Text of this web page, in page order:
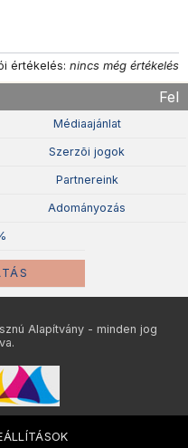
értékelés: nincs még értékelés
Fel
Médiaajánlat
Szerzõi jogok
Partnereink
Adományozás
Alapítvány - minden jog